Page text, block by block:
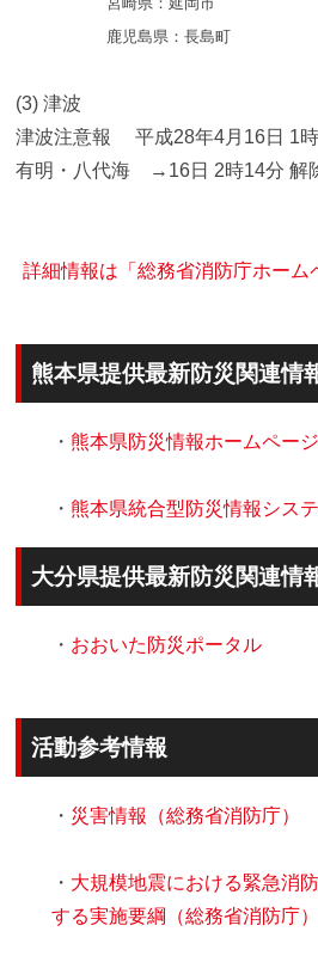
鹿児島県：長島町
(3) 津波
津波注意報 平成28年4月16日 1
有明・八代海 →16日 2時14分 解
詳細情報は「総務省消防庁ホーム
熊本県提供最新防災関連情
・熊本県防災情報ホームページ
・熊本県統合型防災情報シス
大分県提供最新防災関連情
・ おおいた防災ポータル
活動参考情報
・ 災害情報（総務省消防庁）
・ 大規模地震における緊急消
する実施要綱（総務省消防庁）